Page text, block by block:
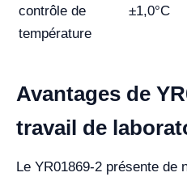
contrôle de
température
±1,0°C
Avantages de
travail de
Le YR01869-2 présente de